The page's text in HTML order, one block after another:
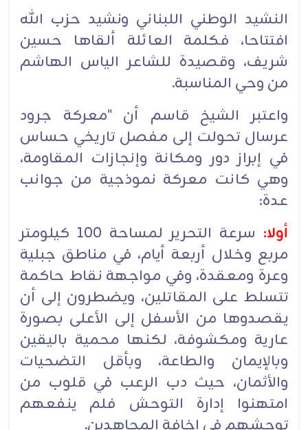
النشيد الوطني اللبناني ونشيد حزب الله
افتتاحا، فكلمة العائلة ألقاها حسين
شريف، وقصيدة للشاعر الياس الهاشم
من وحي المناسبة.
واعتبر الشيخ قاسم أن "معركة جرود
عرسال تحولت إلى مفصل تاريخي حساس
في إبراز دور ومكانة وإنجازات المقاومة،
وهي كانت معركة نموذجية من جوانب
عدة:
أولا:
سرعة التحرير لمساحة 100 كيلومتر
مربع وخلال أربعة أيام، في مناطق جبلية
وعرة ومعقدة، وفي مواجهة نقاط حاكمة
تتسلط على المقاتلين، ويضطرون إلى أن
يقصدوها من الأسفل إلى الأعلى بصورة
عارية ومكشوفة، لكنها محمية باليقين
وبالإيمان والطاعة، وبأقل التضحيات
والأثمان، حيث دب الرعب في قلوب من
امتهنوا إدارة التوحش فلم ينفعهم